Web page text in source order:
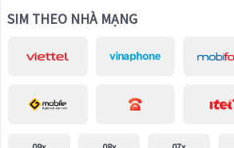
SIM THEO NHÀ MẠNG